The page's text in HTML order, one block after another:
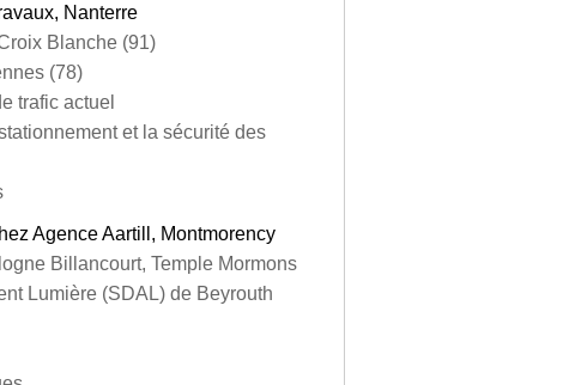
Nanterre
Blanche (91)
(78)
trafic actuel
et la sécurité des
Agence Aartill, Montmorency
Billancourt, Temple Mormons
Lumière (SDAL) de Beyrouth